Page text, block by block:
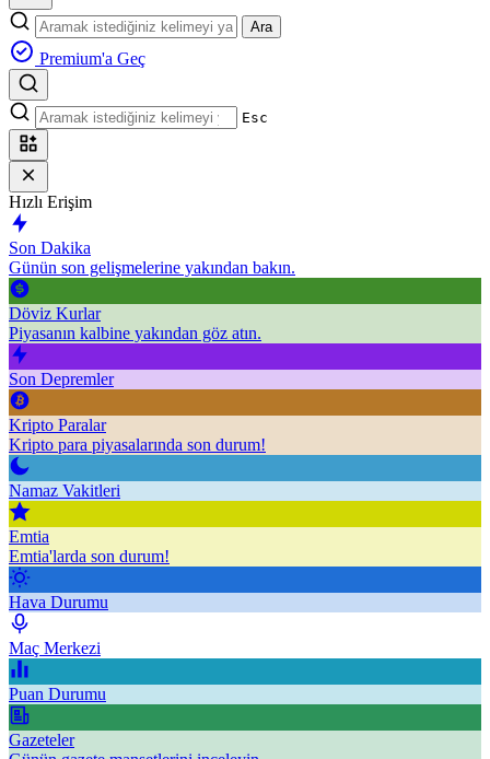
Ara
Premium'a Geç
Esc
Hızlı Erişim
Son Dakika
Günün son gelişmelerine yakından bakın.
Döviz Kurlar
Piyasanın kalbine yakından göz atın.
Son Depremler
Kripto Paralar
Kripto para piyasalarında son durum!
Namaz Vakitleri
Emtia
Emtia'larda son durum!
Hava Durumu
Maç Merkezi
Puan Durumu
Gazeteler